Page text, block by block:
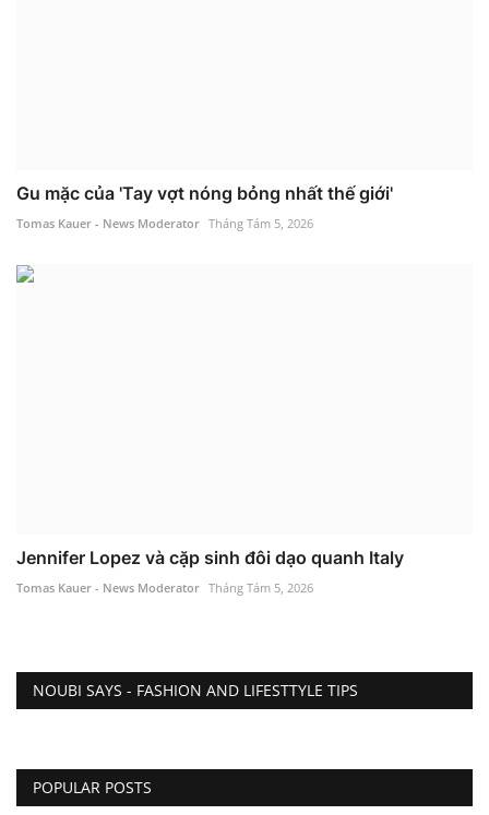
Gu mặc của 'Tay vợt nóng bỏng nhất thế giới'
Tomas Kauer - News Moderator Tháng Tám 5, 2026
Jennifer Lopez và cặp sinh đôi dạo quanh Italy
Tomas Kauer - News Moderator Tháng Tám 5, 2026
NOUBI SAYS - FASHION AND LIFESTTYLE TIPS
POPULAR POSTS